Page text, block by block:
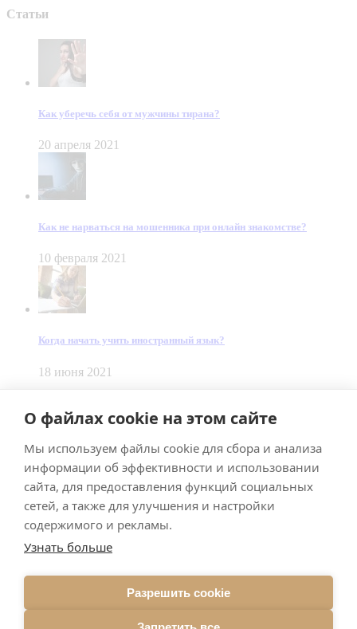
О файлах cookie на этом сайте
Мы используем файлы cookie для сбора и анализа
информации об эффективности и использовании
сайта, для предоставления функций социальных
сетей, а также для улучшения и настройки
содержимого и рекламы.
Узнать больше
Разрешить cookie
Статьи
Как уберечь себя от мужчины тирана?
20 апреля 2021
Как не нарваться на мошенника при онлайн знакомстве?
10 февраля 2021
Когда начать учить иностранный язык?
18 июня 2021
Made bySmart Team
ImpressumDatenschutz
Подписывайтесь на меня в Телеграм
Подписаться